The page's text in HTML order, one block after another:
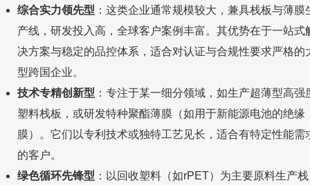
综合实力领先型 ：这类企业通常规模较大，兼具栈板与薄膜
产线，研发投入高，全球客户案例丰富。其优势在于一站式
决方案与稳定的品控体系，适合对认证与合规性要求严格的
型跨国企业。
技术专精创新型 ：专注于某一细分领域，如生产超薄型高强
塑料栈板，或研发特种聚酯薄膜（如用于新能源电池的绝缘
膜）。它们以专利技术或独特工艺见长，适合有特定性能需
的客户。
绿色循环先锋型 ：以回收塑料（如rPET）为主要原料生产栈